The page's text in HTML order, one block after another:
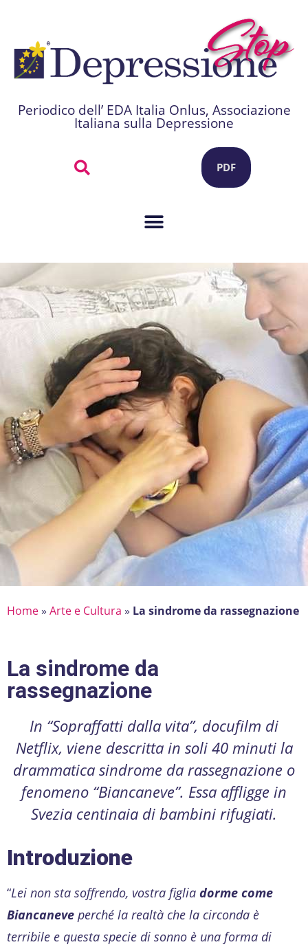
Periodico dell’ EDA Italia Onlus, Associazione
Italiana sulla Depressione
PDF
Home» Arte e Cultura » La sindrome da rassegnazione
La sindrome da
rassegnazione
In “Sopraffatti dalla vita”, docufilm di
Netflix, viene descritta in soli 40 minuti la
drammatica sindrome da rassegnazione o
fenomeno “Biancaneve”. Essa affligge in
Svezia centinaia di bambini rifugiati.
Introduzione
“Lei non sta soffrendo, vostra figlia dorme come
Biancaneve perché la realtà che la circonda è
terribile e questa specie di sonno è una forma di